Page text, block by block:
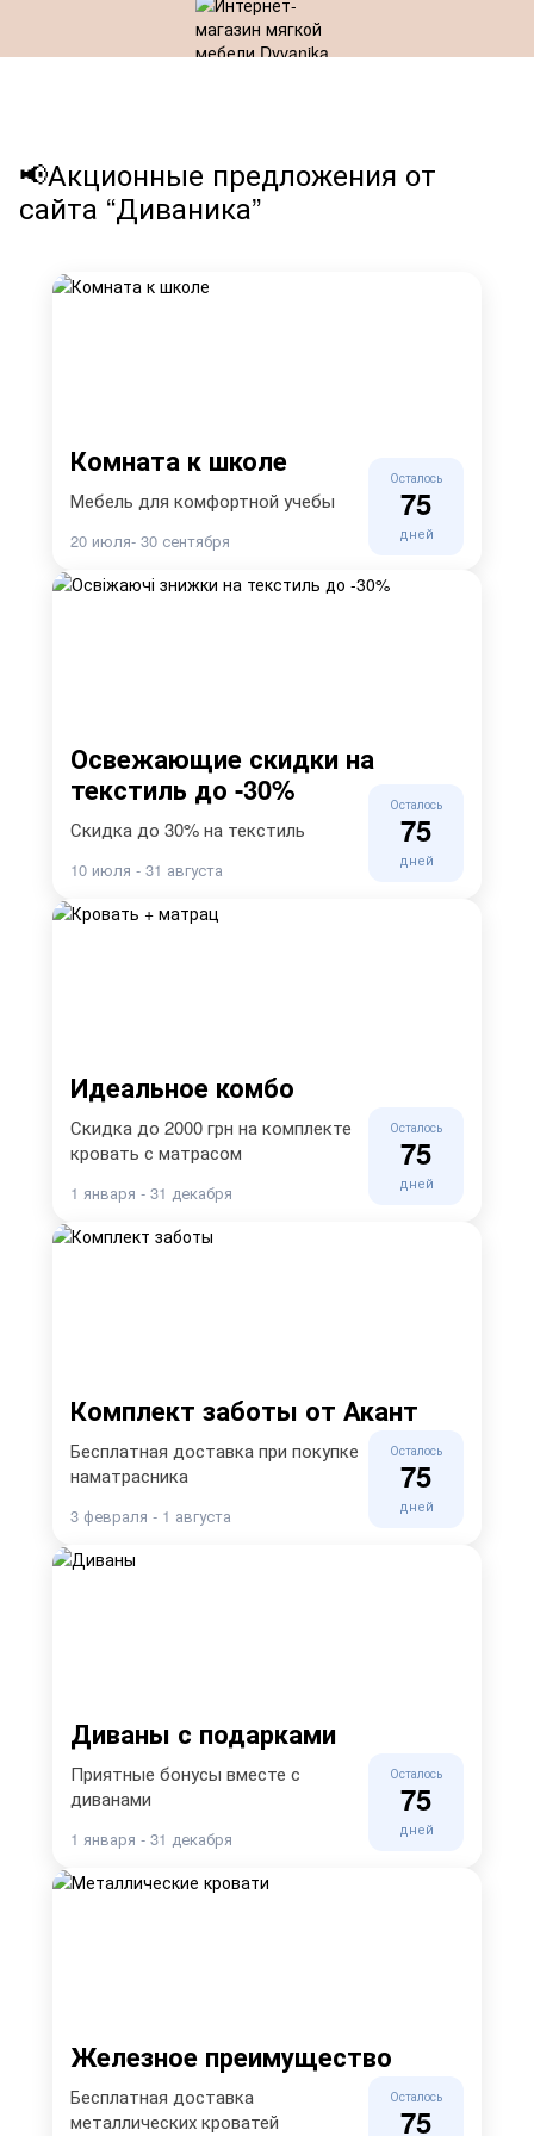
📢Акционные предложения от
сайта “Диваника”
Комната к школе
Мебель для комфортной учебы
Осталось
75
дней
20 июля- 30 сентября
Освежающие скидки на
текстиль до -30%
Скидка до 30% на текстиль
Осталось
75
дней
10 июля - 31 августа
Идеальное комбо
Скидка до 2000 грн на комплекте
кровать с матрасом
Осталось
75
дней
1 января - 31 декабря
Комплект заботы от Акант
Бесплатная доставка при покупке
наматрасника
Осталось
75
дней
3 февраля - 1 августа
Диваны с подарками
Приятные бонусы вместе с
диванами
Осталось
75
дней
1 января - 31 декабря
Железное преимущество
Бесплатная доставка
металлических кроватей
Осталось
75